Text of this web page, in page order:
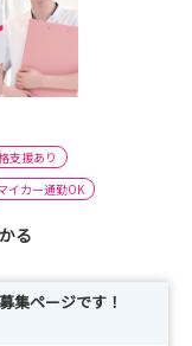
支援あり
イカー通勤OK
る
集ページです！